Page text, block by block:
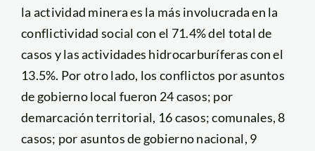
la actividad minera es la más involucrada en la
conflictividad social con el 71.4% del total de
casos y las actividades hidrocarburíferas con el
13.5%. Por otro lado, los conflictos por asuntos
de gobierno local fueron 24 casos; por
demarcación territorial, 16 casos; comunales, 8
casos; por asuntos de gobierno nacional, 9